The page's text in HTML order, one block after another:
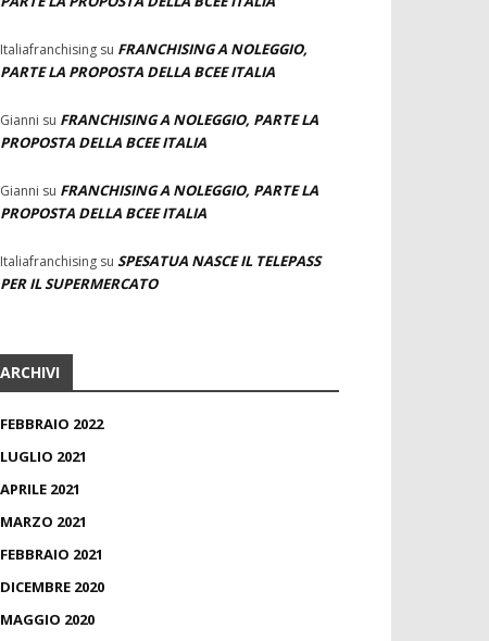
Italiafranchising su FRANCHISING A NOLEGGIO,
PARTE LA PROPOSTA DELLA BCEE ITALIA
Gianni su FRANCHISING A NOLEGGIO, PARTE LA
PROPOSTA DELLA BCEE ITALIA
Gianni su FRANCHISING A NOLEGGIO, PARTE LA
PROPOSTA DELLA BCEE ITALIA
Italiafranchising su SPESATUA NASCE IL TELEPASS
PER IL SUPERMERCATO
ARCHIVI
FEBBRAIO 2022
LUGLIO 2021
APRILE 2021
MARZO 2021
FEBBRAIO 2021
DICEMBRE 2020
MAGGIO 2020